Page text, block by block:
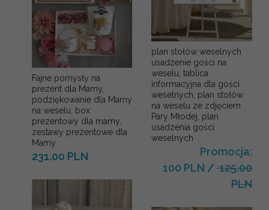
Fajne pomysły na
prezent dla Mamy,
podziękowanie dla Mamy
na weselu, box
prezentowy dla mamy,
zestawy prezentowe dla
Mamy
231.00 PLN
plan stołów weselnych
usadzenie gości na
weselu, tablica
informacyjna dla gości
weselnych, plan stołów
na weselu ze zdjęciem
Pary Młodej, plan
usadzenia gości
weselnych
Promocja:
100 PLN /125.00
PLN